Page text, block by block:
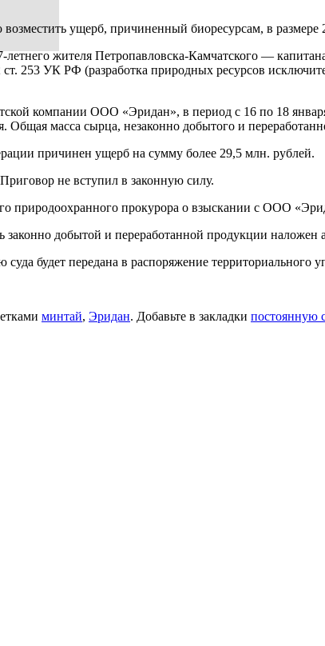
ущерб, причиненный биоресурсам, в размере
жителя Петропавловска-Камчатского —
253 УК РФ (разработка природных ресурсов
компании ООО «Эридан», в период с 16 по 18
масса сырца, незаконно добытого и
причинен ущерб на сумму более 29,5 млн. рублей.
не вступил в законную силу.
природоохранного прокурора о взыскании с ООО
добытой и переработанной продукции наложен
будет передана в распоряжение территориального
минтай, Эридан. Добавьте в закладки постоянную